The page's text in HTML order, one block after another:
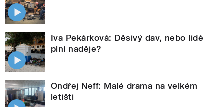
Iva Pekárková: Děsivý dav, nebo lidé
plní naděje?
Ondřej Neff: Malé drama na velkém
letišti